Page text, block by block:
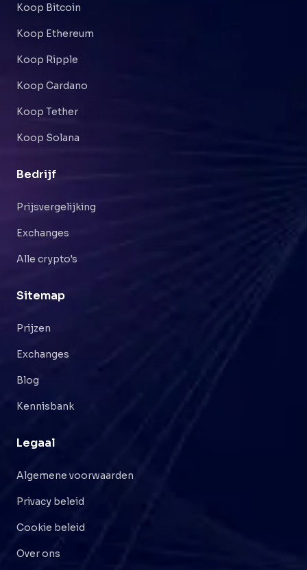
Koop Bitcoin
Koop Ethereum
Koop Ripple
Koop Cardano
Koop Tether
Koop Solana
Bedrijf
Prijsvergelijking
Exchanges
Alle crypto's
Sitemap
Prijzen
Exchanges
Blog
Kennisbank
Legaal
Algemene voorwaarden
Privacy beleid
Cookie beleid
Over ons